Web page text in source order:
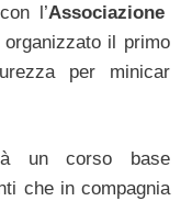
l’Associazione
il primo
per minicar
un corso base
che in compagnia